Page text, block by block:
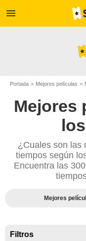
menu
Portada Mejores películas
Mejores
¿Cuales son las
tiempos según
Encuentra las
Mejores
Filtros